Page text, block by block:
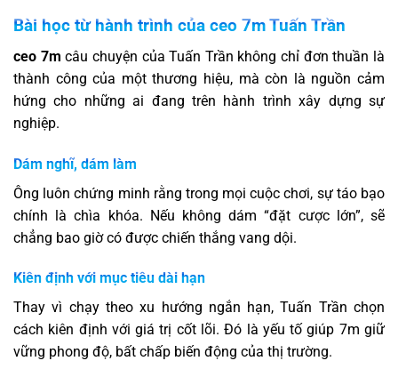
Bài học từ hành trình của ceo 7m Tuấn Trần
ceo 7mcâu chuyện của Tuấn Trần không chỉ đơn thuần là
thành công của một thương hiệu, mà còn là nguồn cảm
hứng cho những ai đang trên hành trình xây dựng sự
nghiệp.
Dám nghĩ, dám làm
Ông luôn chứng minh rằng trong mọi cuộc chơi, sự táo bạo
chính là chìa khóa. Nếu không dám “đặt cược lớn”, sẽ
chẳng bao giờ có được chiến thắng vang dội.
Kiên định với mục tiêu dài hạn
Thay vì chạy theo xu hướng ngắn hạn, Tuấn Trần chọn
cách kiên định với giá trị cốt lõi. Đó là yếu tố giúp 7m giữ
vững phong độ, bất chấp biến động của thị trường.